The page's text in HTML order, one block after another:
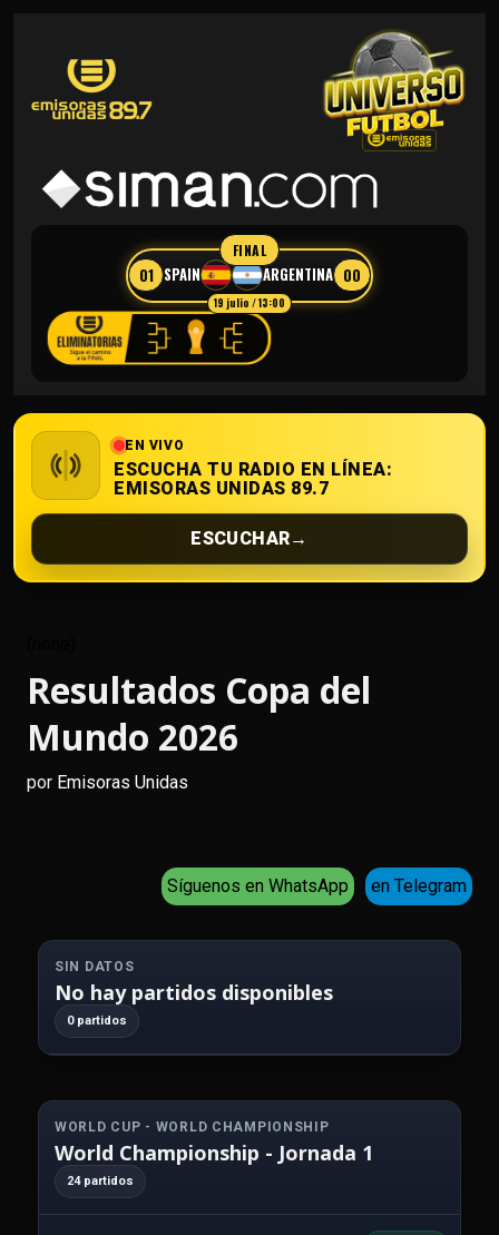
FINAL
01 SPAIN ARGENTINA 00
19 julio / 13:00
EN VIVO
ESCUCHA TU RADIO EN LÍNEA:
EMISORAS UNIDAS 89.7
ESCUCHAR→
Resultados Copa del
Mundo 2026
por Emisoras Unidas
en Telegram
Síguenos en WhatsApp
SIN DATOS
No hay partidos disponibles
0 partidos
WORLD CUP - WORLD CHAMPIONSHIP
World Championship - Jornada 1
24 partidos